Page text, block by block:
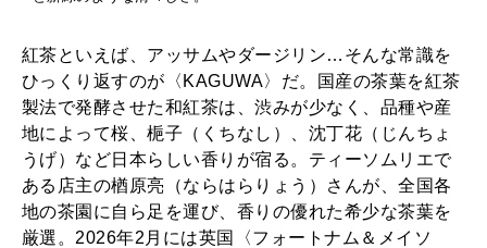
2026年2月号「良運を掴む 新・開運術。」
2026年1月号「猫がいれば、幸せ」
2025年12月号「お酒の新常識。」
紅茶といえば、アッサムやダージリン…そんな常識を
ひっくり返すのが〈KAGUWA〉だ。国産の茶葉を紅茶
製法で発酵させた和紅茶は、渋みが少なく、品種や産
地によって桜、梔子（くちなし）、沈丁花（じんちょ
うげ）など日本らしい香りが宿る。ティーソムリエで
ある店主の楢原亮（ならはらりょう）さんが、全国各
地の茶園に自ら足を運び、香りの優れた希少な茶葉を
厳選。2026年2月には英国〈フォートナム＆メイソ